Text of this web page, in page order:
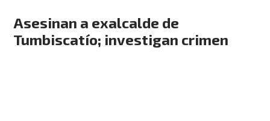
Asesinan a exalcalde de
Tumbiscatío; investigan crimen